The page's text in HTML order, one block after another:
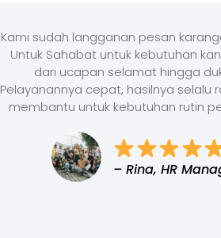
Kami sudah langganan pesan
Untuk Sahabat untuk kebutuhan
dari ucapan selamat hingga
Pelayanannya cepat, hasilnya selalu
membantu untuk kebutuhan rutin
– Rina, HR